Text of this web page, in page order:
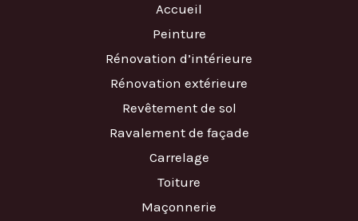
Accueil
Peinture
Rénovation d’intérieure
Rénovation extérieure
Revêtement de sol
Ravalement de façade
Carrelage
Toiture
Maçonnerie